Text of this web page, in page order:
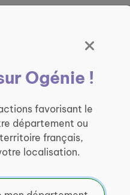
Ogénie !
favorisant le
département ou
français,
localisation.
Barjols